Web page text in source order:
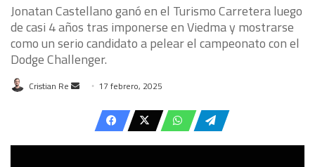
Jonatan Castellano ganó en el Turismo Carretera luego
de casi 4 años tras imponerse en Viedma y mostrarse
como un serio candidato a pelear el campeonato con el
Dodge Challenger.
Cristian Re
Send
email
17 febrero, 2025